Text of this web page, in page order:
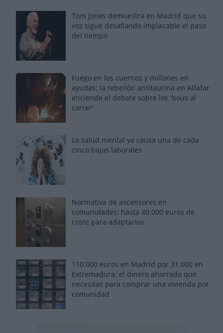
Tom Jones demuestra en Madrid que su
voz sigue desafiando implacable el paso
del tiempo
Fuego en los cuernos y millones en
ayudas: la rebelión antitaurina en Alfafar
enciende el debate sobre los 'bous al
carrer'
La salud mental ya causa una de cada
cinco bajas laborales
Normativa de ascensores en
comunidades: hasta 40.000 euros de
coste para adaptarlos
110.000 euros en Madrid por 31.000 en
Extremadura: el dinero ahorrado que
necesitas para comprar una vivienda por
comunidad